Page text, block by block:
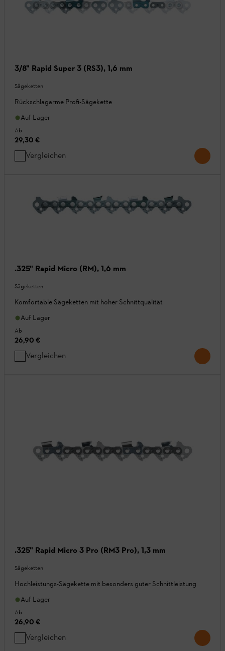
3/8" Rapid Super 3 (RS3), 1,6 mm
Sägeketten
Rückschlagarme Profi-Sägekette
Auf Lager
Ab
29,30 €
Vergleichen
.325" Rapid Micro (RM), 1,6 mm
Sägeketten
Komfortable Sägeketten mit hoher Schnittqualität
Auf Lager
Ab
26,90 €
Vergleichen
.325" Rapid Micro 3 Pro (RM3 Pro), 1,3 mm
Sägeketten
Hochleistungs-Sägekette mit besonders guter Schnittleistung
Auf Lager
Ab
26,90 €
Vergleichen